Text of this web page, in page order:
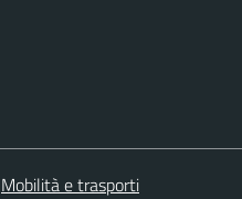
Mobilità e trasporti